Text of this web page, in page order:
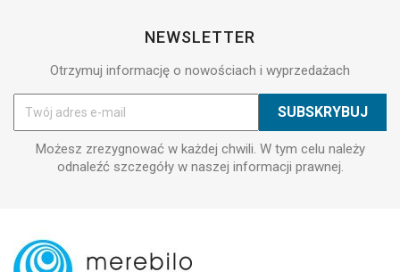
NEWSLETTER
Otrzymuj informację o nowościach i wyprzedażach
Możesz zrezygnować w każdej chwili. W tym celu należy
odnaleźć szczegóły w naszej informacji prawnej.